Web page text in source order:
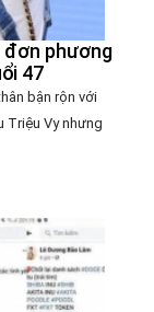
đơn phương
47
bận rộn với
Triệu Vy nhưng